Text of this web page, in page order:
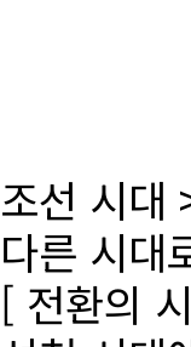
조선 시대
다른 시대
[ 전환의